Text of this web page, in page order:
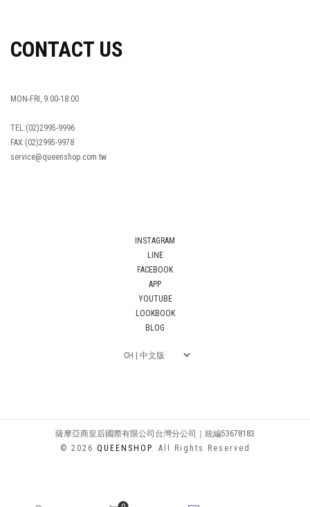
CONTACT US
MON-FRI, 9:00-18:00
TEL:(02)2995-9996
FAX:(02)2995-9978
service@queenshop.com.tw
INSTAGRAM
LINE
FACEBOOK
APP
YOUTUBE
LOOKBOOK
BLOG
薩摩亞商皇后國際有限公司台灣分公司｜統編53678183
© 2026 QUEENSHOP. All Rights Reserved